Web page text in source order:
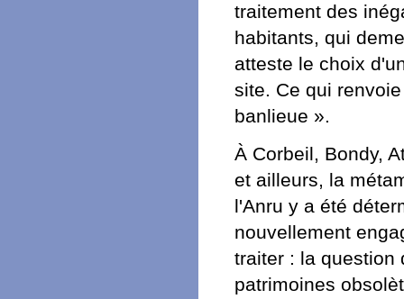
traitement des
habitants, qui
atteste le choix
site. Ce qui
banlieue ».
À Corbeil, Bondy,
et ailleurs, la
l'Anru y a été
nouvellement
traiter : la question
patrimoines